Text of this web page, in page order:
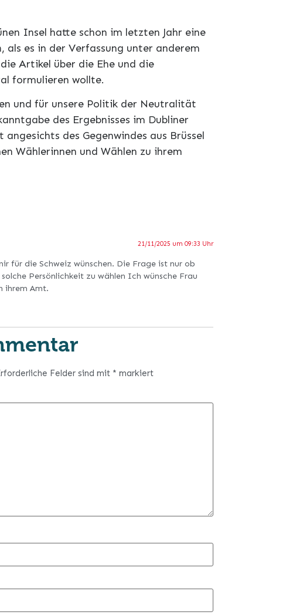
Insel hatte schon im letzten Jahr eine
als es in der Verfassung unter anderem
Artikel über die Ehe und die
formulieren wollte.
und für unsere Politik der Neutralität
des Ergebnisses im Dubliner
des Gegenwindes aus Brüssel
Wählerinnen und Wählen zu ihrem
21/11/2025 um 09:33 Uhr
für die Schweiz wünschen. Die Frage ist nur ob
Persönlichkeit zu wählen Ich wünsche Frau
ihrem Amt.
Felder sind mit * markiert